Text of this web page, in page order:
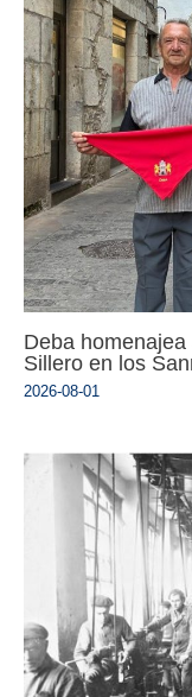
Deba
Sillero en los
2026-08-01